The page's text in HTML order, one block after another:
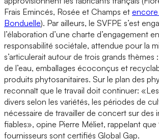
Frais Emincés, Rosée et Champs et
Bonduelle). Par ailleurs, le SVFPE s’est
l’élaboration d’une charte d’engagement
responsabilité sociétale, attendue pour la
s’articulerait autour de trois grands thèmes
de l’eau, emballages écoconçus et
produits phytosanitaires. Sur le plan des
reconnaît que le travail doit continuer:
divers selon les variétés, les périodes de
nécessaire de travailler de concert sur des
fiables», opine Pierre Méliet, rappelant que
fournisseurs sont certifiés Global Gap.